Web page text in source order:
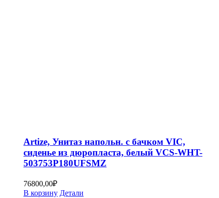
Artize, Унитаз напольн. с бачком VIC,
сиденье из дюропласта, белый VCS-WHT-
503753P180UFSMZ
76800,00₽
В корзину Детали